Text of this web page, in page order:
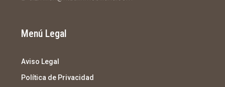
Menú Legal
Aviso Legal
Política de Privacidad